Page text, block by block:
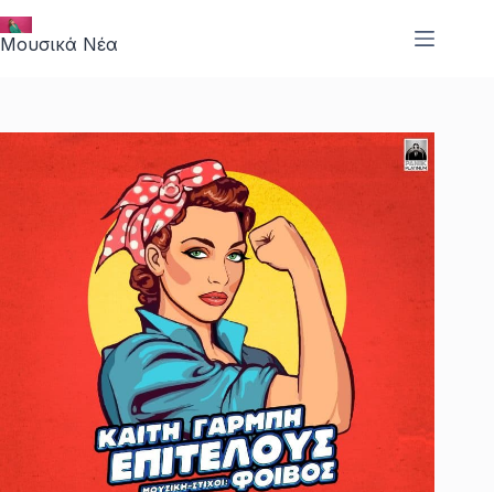
στο
περιεχόμενο
Μουσικά Νέα